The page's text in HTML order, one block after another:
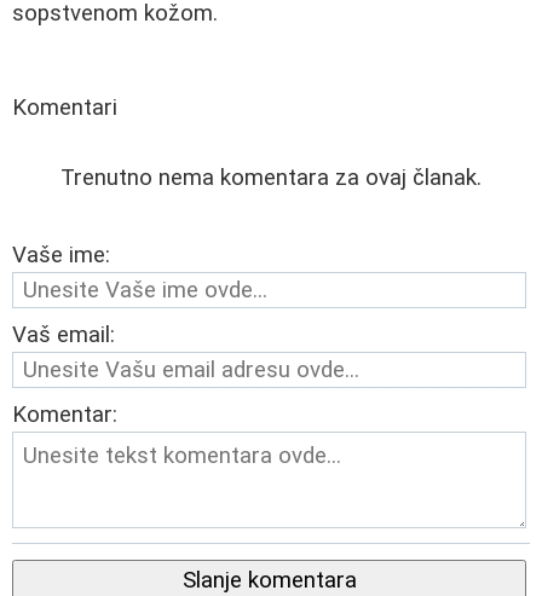
sopstvenom kožom.
Komentari
Trenutno nema komentara za ovaj članak.
Vaše ime:
Vaš email:
Komentar:
Slanje komentara